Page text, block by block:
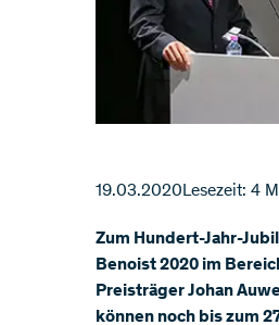
19.03.2020Lesezeit: 4
Zum Hundert-Jahr-
Benoist 2020 im
Preisträger Johan
können noch bis zum